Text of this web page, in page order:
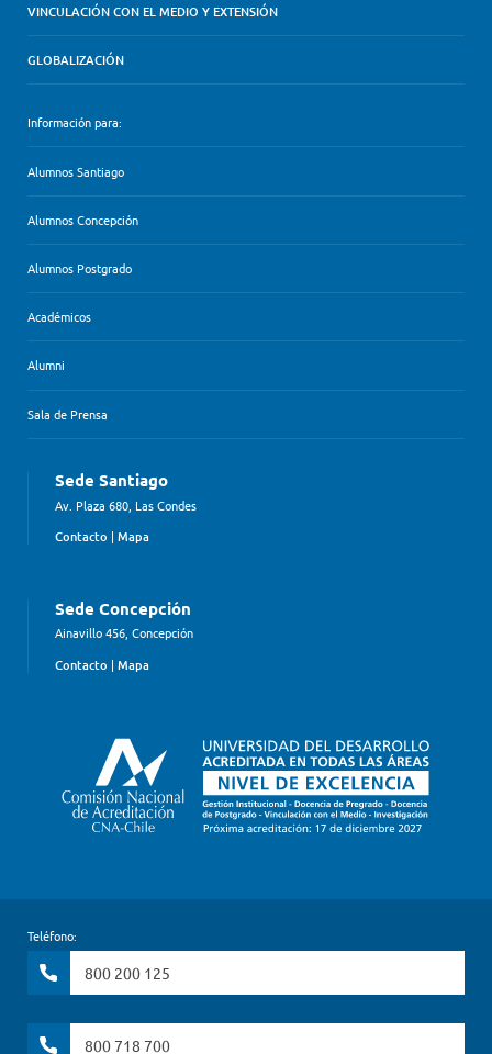
VINCULACIÓN CON EL MEDIO Y EXTENSIÓN
GLOBALIZACIÓN
Información para:
Alumnos Santiago
Alumnos Concepción
Alumnos Postgrado
Académicos
Alumni
Sala de Prensa
Sede Santiago
Av. Plaza 680, Las Condes
Contacto | Mapa
Sede Concepción
Ainavillo 456, Concepción
Contacto | Mapa
Teléfono:
800 200 125
800 718 700